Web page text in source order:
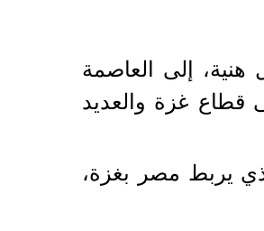
إلى العاصمة
قطاع غزة والعديد
يربط مصر بغزة،